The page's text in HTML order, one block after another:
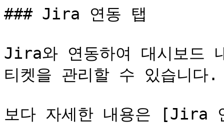
### Jira 연동 탭
Jira와 연동하여 대시보드
티켓을 관리할 수 있습니다.
보다 자세한 내용은